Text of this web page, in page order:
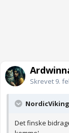
Skrevet 9.
NordicViking
Det finske